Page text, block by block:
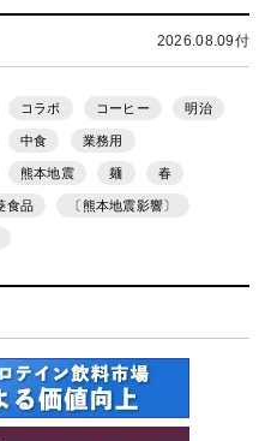
2026.08.09付
コラボ コーヒー 明治
中食 業務用
熊本地震 麺 春
食品 〔熊本地震影響〕